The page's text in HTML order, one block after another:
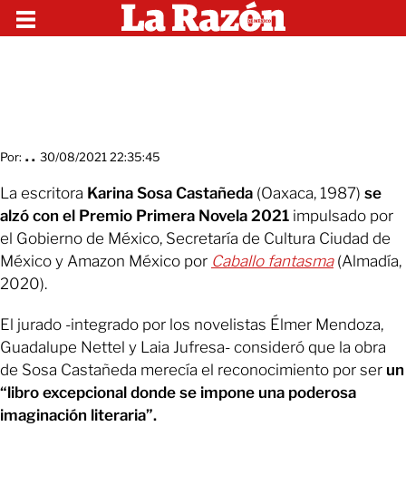
Por: . . 30/08/2021 22:35:45
La escritora Karina Sosa Castañeda (Oaxaca, 1987) se
alzó con el Premio Primera Novela 2021 impulsado por
el Gobierno de México, Secretaría de Cultura Ciudad de
México y Amazon México por Caballo fantasma(Almadía,
2020).
El jurado -integrado por los novelistas Élmer Mendoza,
Guadalupe Nettel y Laia Jufresa- consideró que la obra
de Sosa Castañeda merecía el reconocimiento por ser un
“libro excepcional donde se impone una poderosa
imaginación literaria”.